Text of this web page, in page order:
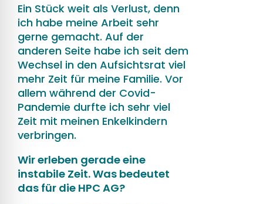
Ein Stück weit als Verlust, denn
ich habe meine Arbeit sehr
gerne gemacht. Auf der
anderen Seite habe ich seit dem
Wechsel in den Aufsichtsrat viel
mehr Zeit für meine Familie. Vor
allem während der Covid-
Pandemie durfte ich sehr viel
Zeit mit meinen Enkelkindern
verbringen.
Wir erleben gerade eine
instabile Zeit. Was bedeutet
das für die HPC AG?